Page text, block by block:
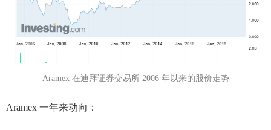
Aramex 在迪拜证券交易所 2006 年以来的股价走势
Aramex 一年来动向：